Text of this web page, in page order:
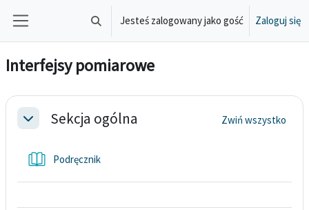
Przejdź do głównej zawartości
Przełącznik wyszukiwarki
Jesteś zalogowany jako gość Zaloguj się
Interfejsy pomiarowe
Przegląd sekcji
MinimalizujSekcja ogólna Zwiń wszystko
PodręcznikKsiążka